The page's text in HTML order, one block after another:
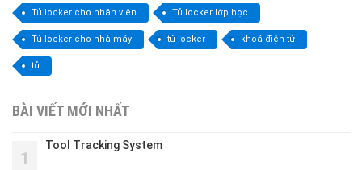
Tủ locker cho nhân viên Tủ locker lớp học
Tủ locker cho nhà máy tủ locker khoá điện tử
tủ
BÀI VIẾT MỚI NHẤT
1
Tool Tracking System